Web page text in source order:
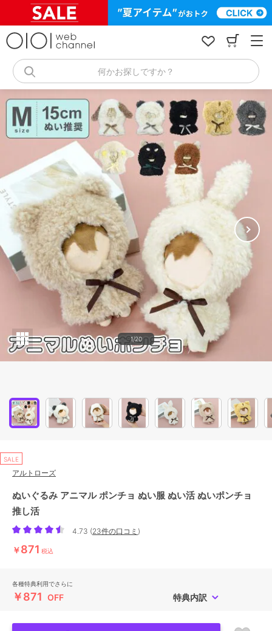
キ
ッ
何かお探しですか？
1/20
SALE
アルトローズ
ぬいぐるみ アニマル ポンチョ ぬい服 ぬい活 ぬいポンチョ
推し活
4.73 (23件の口コミ )
￥871 税込
各種特典利用でさらに
￥871 OFF 特典内訳